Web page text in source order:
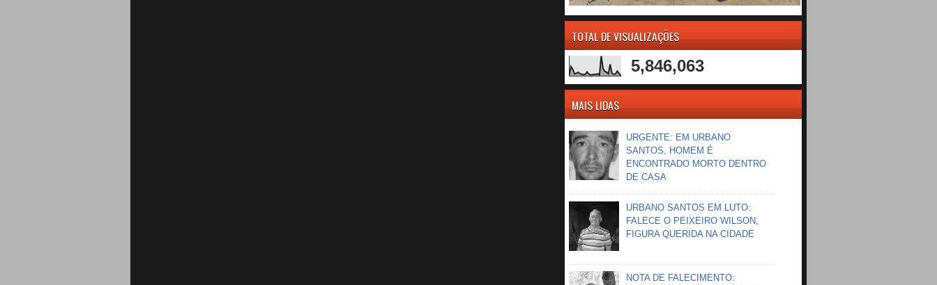
TOTAL DE VISUALIZAÇÕES
5,846,063
MAIS LIDAS
URGENTE: EM URBANO
SANTOS, HOMEM É
ENCONTRADO MORTO DENTRO
DE CASA
URBANO SANTOS EM LUTO:
FALECE O PEIXEIRO WILSON,
FIGURA QUERIDA NA CIDADE
NOTA DE FALECIMENTO: